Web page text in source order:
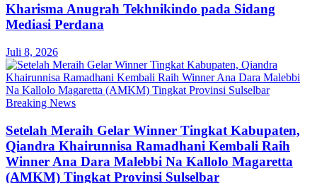
Kharisma Anugrah Tekhnikindo pada Sidang
Mediasi Perdana
Juli 8, 2026
Breaking News
Setelah Meraih Gelar Winner Tingkat Kabupaten,
Qiandra Khairunnisa Ramadhani Kembali Raih
Winner Ana Dara Malebbi Na Kallolo Magaretta
(AMKM) Tingkat Provinsi Sulselbar